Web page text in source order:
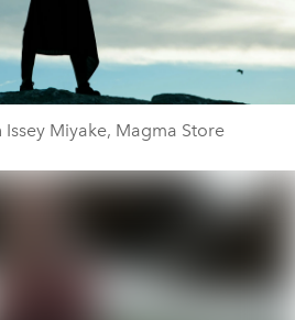
Issey Miyake, Magma Store